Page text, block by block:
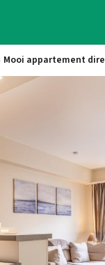
Mooi appartement